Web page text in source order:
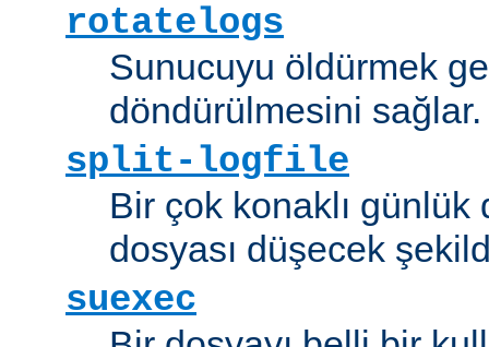
rotatelogs
Sunucuyu öldürmek
döndürülmesini sağlar.
split-logfile
Bir çok konaklı günlük
dosyası düşecek
suexec